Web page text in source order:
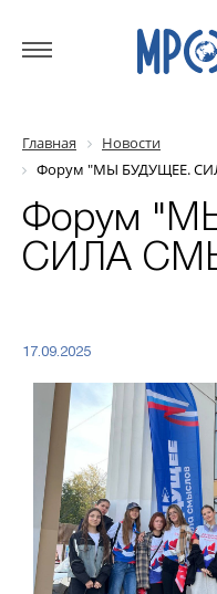
Главная
Новости
Форум "МЫ БУДУЩЕЕ.
Форум
СИЛА
17.09.2025